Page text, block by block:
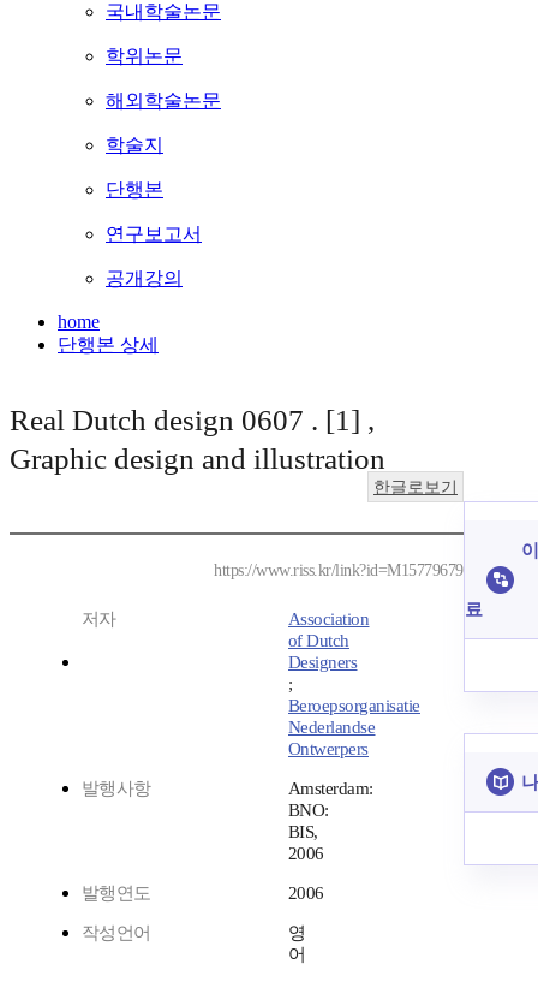
국내학술논문
학위논문
해외학술논문
학술지
단행본
연구보고서
공개강의
home
단행본 상세
Real Dutch design 0607 . [1] ,
Graphic design and illustration
한글로보기
https://www.riss.kr/link?id=M15779679
저자
Association
of Dutch
Designers
;
Beroepsorganisatie
Nederlandse
Ontwerpers
발행사항
Amsterdam:
BNO:
BIS,
2006
발행연도 2006
작성언어
영
어
료